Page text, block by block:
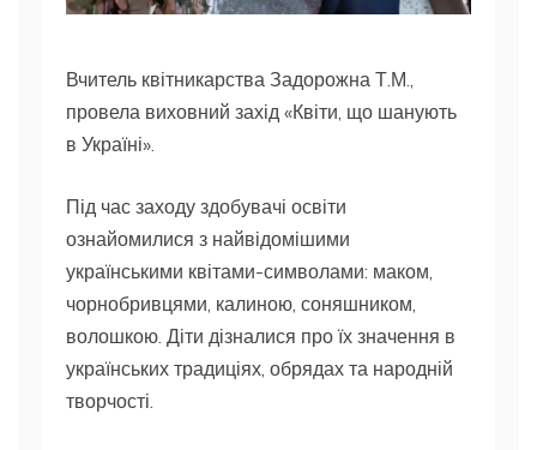
Вчитель квітникарства Задорожна Т.М.,
провела виховний захід «Квіти, що шанують
в Україні».
Під час заходу здобувачі освіти
ознайомилися з найвідомішими
українськими квітами-символами: маком,
чорнобривцями, калиною, соняшником,
волошкою. Діти дізналися про їх значення в
українських традиціях, обрядах та народній
творчості.